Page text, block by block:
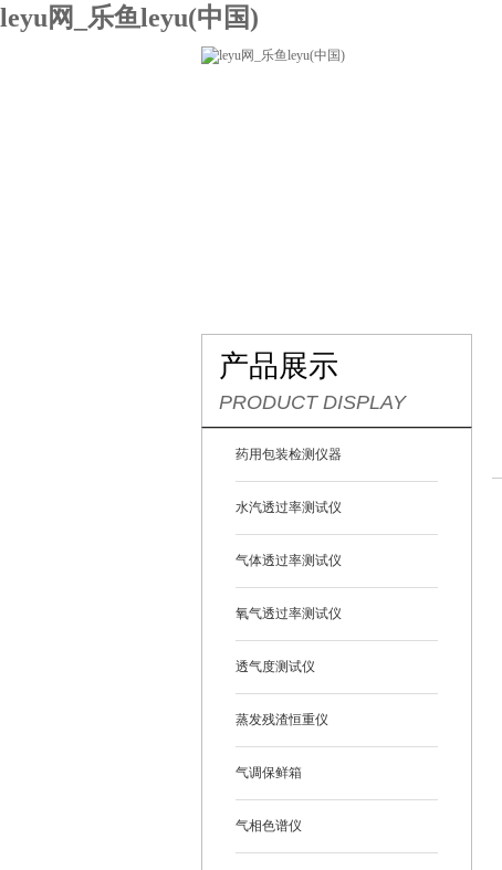
leyu网_乐鱼leyu(中国)
产品展示
PRODUCT DISPLAY
药用包装检测仪器
水汽透过率测试仪
气体透过率测试仪
氧气透过率测试仪
透气度测试仪
蒸发残渣恒重仪
气调保鲜箱
气相色谱仪